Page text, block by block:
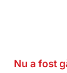
Nu a fost